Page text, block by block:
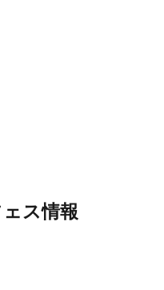
ス情報